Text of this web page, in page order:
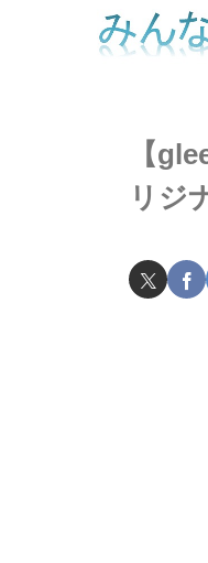
【
リジ